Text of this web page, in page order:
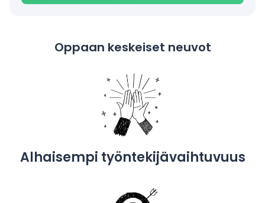
Oppaan keskeiset neuvot
Alhaisempi työntekijävaihtuvuus